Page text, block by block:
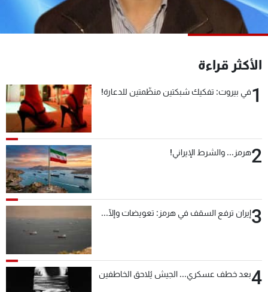
الأكثر قراءة
1في بيروت: تفكيك شبكتين منظّمتين للدعارة!
2هرمز... والشرط الإيراني!
3إيران ترفع السقف في هرمز: تعويضات وإلّا...
4بعد خطف عسكري... الجيش يُلاحق الخاطفين
عن MTV
لاعلاناتكم
وظائف